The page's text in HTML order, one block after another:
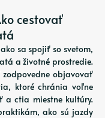
cestovať
sa spojiť so svetom,
a životné prostredie.
zodpovedne objavovať
ktoré chránia voľne
a ctia miestne kultúry.
ako sú jazdy